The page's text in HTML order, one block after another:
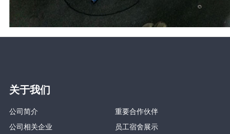
关于我们
公司简介
重要合作伙伴
公司相关企业
员工宿舍展示